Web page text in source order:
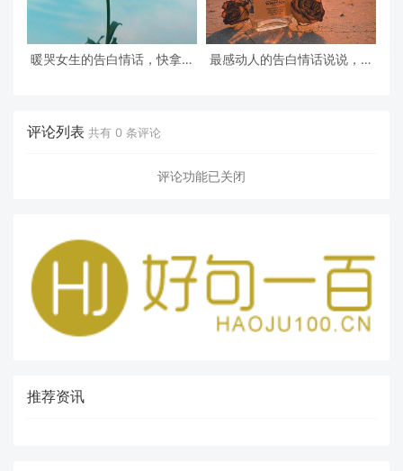
暖哭女生的告白情话，快拿去
最感动人的告白情话说说，用
评论列表 共有 0 条评论
评论功能已关闭
推荐资讯